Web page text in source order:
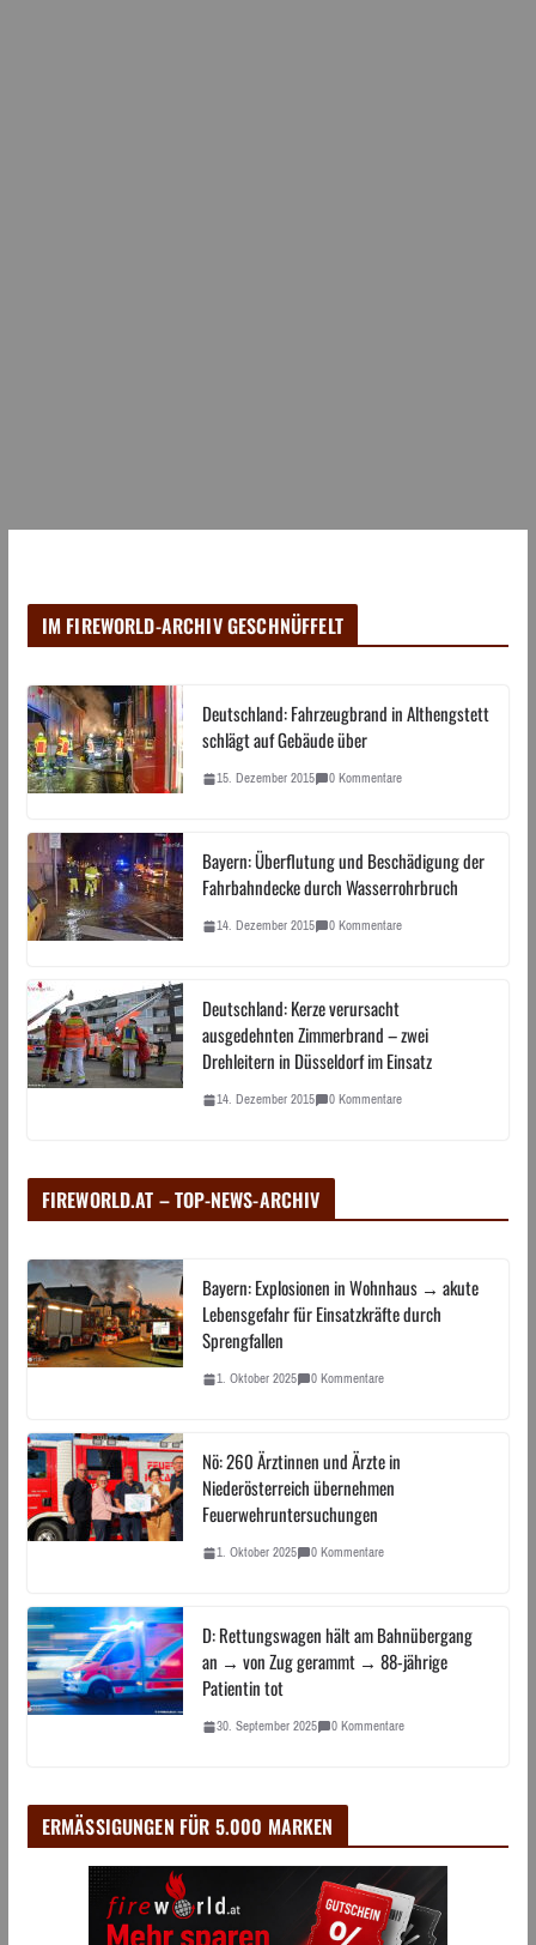
IM FIREWORLD-ARCHIV GESCHNÜFFELT
Deutschland: Fahrzeugbrand in Althengstett
schlägt auf Gebäude über
15. Dezember 2015 0 Kommentare
Bayern: Überflutung und Beschädigung der
Fahrbahndecke durch Wasserrohrbruch
14. Dezember 2015 0 Kommentare
Deutschland: Kerze verursacht
ausgedehnten Zimmerbrand – zwei
Drehleitern in Düsseldorf im Einsatz
14. Dezember 2015 0 Kommentare
FIREWORLD.AT – TOP-NEWS-ARCHIV
Bayern: Explosionen in Wohnhaus → akute
Lebensgefahr für Einsatzkräfte durch
Sprengfallen
1. Oktober 2025 0 Kommentare
Nö: 260 Ärztinnen und Ärzte in
Niederösterreich übernehmen
Feuerwehruntersuchungen
1. Oktober 2025 0 Kommentare
D: Rettungswagen hält am Bahnübergang
an → von Zug gerammt → 88-jährige
Patientin tot
30. September 2025 0 Kommentare
ERMÄSSIGUNGEN FÜR 5.000 MARKEN